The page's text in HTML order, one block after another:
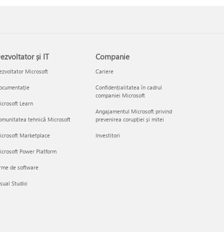
și IT
Microsoft
Learn
tehnică Microsoft
Marketplace
Power Platform
de software
Studio
Companie
Cariere
Confidențialitatea în cadrul
companiei Microsoft
Angajamentul Microsoft privind
prevenirea corupției și mitei
Investitori